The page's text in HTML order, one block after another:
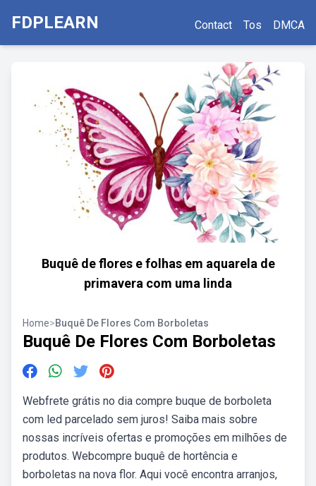
FDPLEARN Contact Tos DMCA
Buquê de flores e folhas em aquarela de
primavera com uma linda
Home>Buquê De Flores Com Borboletas
Buquê De Flores Com Borboletas
Webfrete grátis no dia compre buque de borboleta
com led parcelado sem juros! Saiba mais sobre
nossas incríveis ofertas e promoções em milhões de
produtos. Webcompre buquê de hortência e
borboletas na nova flor. Aqui você encontra arranjos,